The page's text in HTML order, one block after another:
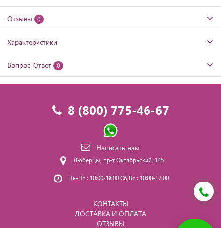
Отзывы 0
Характеристики
Вопрос-Ответ 0
8 (800) 775-46-67
Написать нам
Люберцы, пр-т Октябрьский, 145
Пн-Пт : 10:00-18:00 Сб,Вс : 10:00-17:00
КОНТАКТЫ
ДОСТАВКА И ОПЛАТА
ОТЗЫВЫ